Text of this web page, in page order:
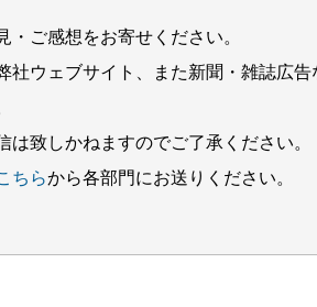
ご感想をお寄せください。
社ウェブサイト、また新聞・雑誌広告
致しかねますのでご了承ください。
ちらから各部門にお送りください。